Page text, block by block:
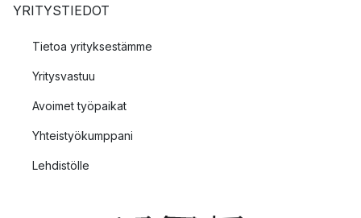
YRITYSTIEDOT
Tietoa yrityksestämme
Yritysvastuu
Avoimet työpaikat
Yhteistyökumppani
Lehdistölle